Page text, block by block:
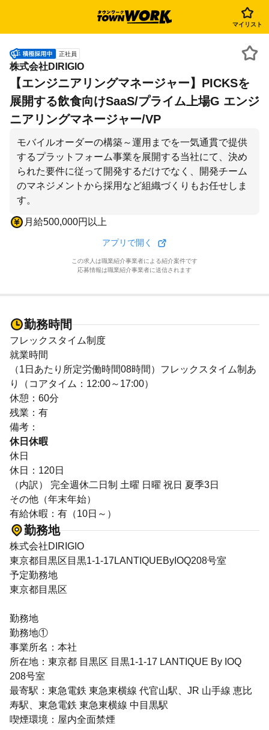
マイリスト
正社員
株式会社DIRIGIO
【エンジニアリングマネージャー】PICKSを
展開する飲食向けSaaS/プライム上場G エンジ
ニアリングマネージャー/VP
モバイルオーダーの構築～運用までを一気通貫で提供
するプラットフォーム事業を展開する当社にて、決め
られた要件に従って開発するだけでなく、開発チーム
のマネジメントから採用など組織づくりもお任せしま
す。
月給500,000円以上
アプリで開く
この求人は職業紹介事業者による紹介案件です
応募情報は職業紹介事業者に送信されます
勤務時間
フレックスタイム制度
就業時間
（1日あたり所定労働時間08時間）フレックスタイム制あ
り（コアタイム：12:00～17:00）
休憩：60分
残業：有
備考：
休日休暇
休日
休日：120日
（内訳） 完全週休二日制 土曜 日曜 祝日 夏季3日
その他（年末年始）
有給休暇：有（10日～）
勤務地
株式会社DIRIGIO
東京都目黒区目黒1-1-17LANTIQUEByIOQ208号室
予定勤務地
東京都目黒区
勤務地
勤務地①
事業所名：本社
所在地：東京都 目黒区 目黒1-1-17 LANTIQUE By IOQ
208号室
最寄駅：東急電鉄 東急東横線 代官山駅、JR 山手線 恵比
寿駅、東急電鉄 東急東横線 中目黒駅
喫煙環境：屋内全面禁煙